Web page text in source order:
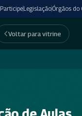
ParticipeLegislaçãoÓrgãos do
Voltar para vitrine